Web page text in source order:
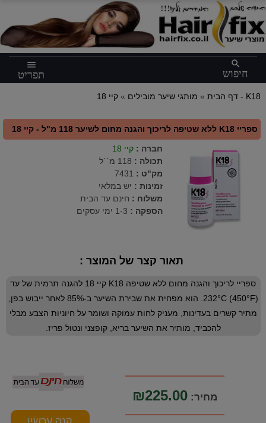
menu
תפריט
search
חיפוש
דף הבית » מותגי שיער מובילים » קיי 18 - K18
ספריי K18 ללא שטיפה לריכוך והגנה מחום לשיער 118 מ"ל - קיי 18
חברה : קיי 18
תכולה : 118 מ``ל
מק"ט :
7431
זמינות : יש במלאי
משלוח : חינם עד הבית
הספקה : 1-3 ימי עסקים
תאור קצר של המוצר :
ספריי לריכוך והגנה מחום ללא שטיפה K18 קיי 18 להגנה תרמית של עד
232°C (450°F). הוא מפחית את שבירת השיער ב-85% לאחר ייבוש בפן,
מתיר קשרים בעדינות, מעניק לחות עמוקה ושומר על חיוניות הצבע מבלי
להכביד, מותיר את השיער בריא, קופצני ונטול פריז.
מחיר: ₪225.00
×